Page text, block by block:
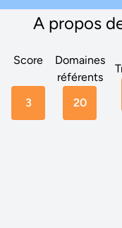
A propos
Score
3
Domaines
référents
20